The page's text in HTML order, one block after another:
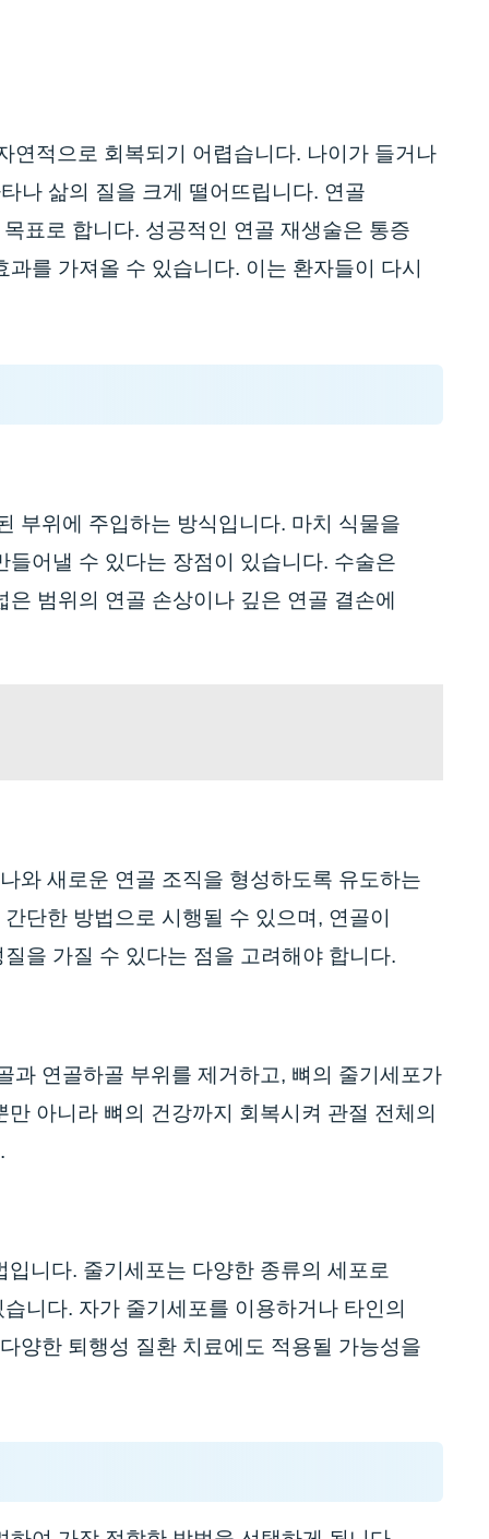
연적으로 회복되기 어렵습니다. 나이가 들거나
나 삶의 질을 크게 떨어뜨립니다. 연골
표로 합니다. 성공적인 연골 재생술은 통증
를 가져올 수 있습니다. 이는 환자들이 다시
부위에 주입하는 방식입니다. 마치 식물을
어낼 수 있다는 장점이 있습니다. 수술은
범위의 연골 손상이나 깊은 연골 결손에
와 새로운 연골 조직을 형성하도록 유도하는
단한 방법으로 시행될 수 있으며, 연골이
을 가질 수 있다는 점을 고려해야 합니다.
과 연골하골 부위를 제거하고, 뼈의 줄기세포가
아니라 뼈의 건강까지 회복시켜 관절 전체의
니다. 줄기세포는 다양한 종류의 세포로
니다. 자가 줄기세포를 이용하거나 타인의
양한 퇴행성 질환 치료에도 적용될 가능성을